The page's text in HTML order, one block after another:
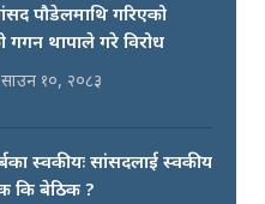
पौडेलमाथि गरिएको
गगन थापाले गरे विरोध
१०, २०८३
स्वकीयः सांसदलाई स्वकीय
कि बेठिक ?